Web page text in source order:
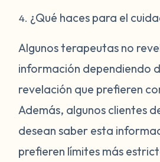
¿Qué haces para el
Algunos terapeutas no
información dependiendo
revelación que prefieren
Además, algunos clientes
desean saber esta
prefieren límites más